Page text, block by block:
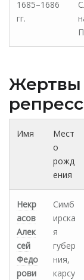
1685–1686
гг.
Жертвы
Имя
Мест
о
рожд
ения
Некр
асов
Алек
сей
Федо
рови
Симб
ирска
я
губер
ния,
карсу